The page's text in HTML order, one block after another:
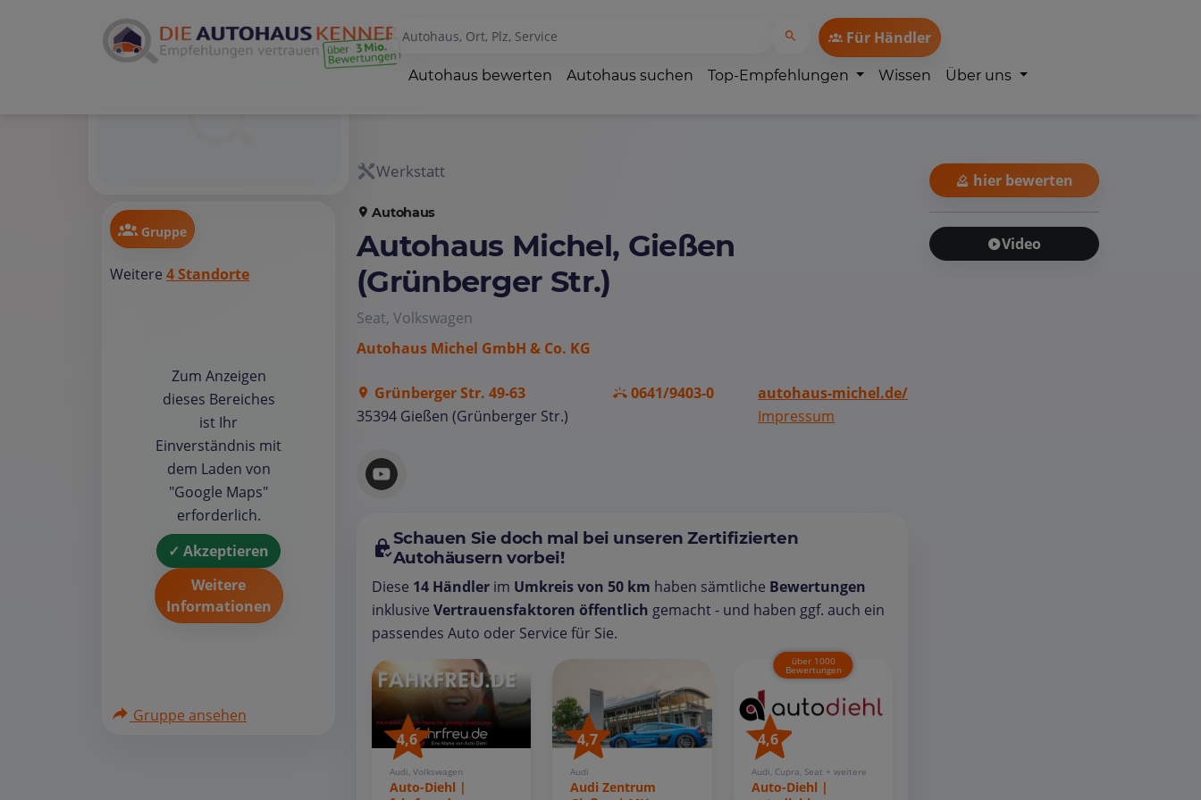
Für Händler
Autohaus bewerten Autohaus suchen Top-Empfehlungen Wissen Über uns
Werkstatt
Autohaus
Autohaus Michel, Gießen
(Grünberger Str.)
Seat, Volkswagen
Autohaus Michel GmbH & Co. KG
Grünberger Str. 49-63
35394 Gießen (Grünberger Str.)
0641/9403-0
autohaus-michel.de/
Impressum
Schauen Sie doch mal bei unseren Zertifizierten
Autohäusern vorbei!
Diese 14 Händler im Umkreis von 50 km haben sämtliche Bewertungen
inklusive Vertrauensfaktoren öffentlich gemacht - und haben ggf. auch ein
passendes Auto oder Service für Sie.
4,6
Audi, Volkswagen
Auto-Diehl |
4,7
Audi
Audi Zentrum
über 1000
Bewertungen
4,6
Audi, Cupra, Seat + weitere
Auto-Diehl |
hier bewerten
Video
Gruppe
Weitere 4 Standorte
Zum Anzeigen
dieses Bereiches
ist Ihr
Einverständnis mit
dem Laden von
"Google Maps"
erforderlich.
✓ Akzeptieren
Weitere
Informationen
Gruppe ansehen